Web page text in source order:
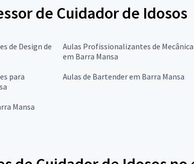
de Cuidador de Idosos
de Design de
Aulas Profissionalizantes de Mecânica
em Barra Mansa
para
Aulas de Bartender em Barra Mansa
Mansa